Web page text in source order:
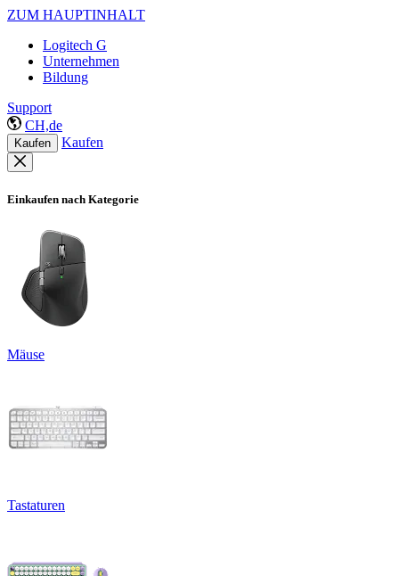
ZUM HAUPTINHALT
Logitech G
Unternehmen
Bildung
Support
CH,de
Kaufen Kaufen
Einkaufen nach Kategorie
Mäuse
Tastaturen